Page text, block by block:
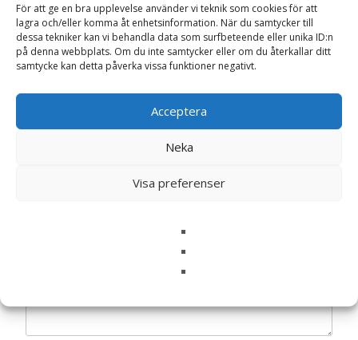
För att ge en bra upplevelse använder vi teknik som cookies för att
lagra och/eller komma åt enhetsinformation. När du samtycker till
dessa tekniker kan vi behandla data som surfbeteende eller unika ID:n
på denna webbplats. Om du inte samtycker eller om du återkallar ditt
samtycke kan detta påverka vissa funktioner negativt.
Acceptera
Neka
Visa preferenser
Recensioner
Det finns inga recensioner än.
Bli först med att recensera ”Beanie Boos
Flint rosa drake – TY Gosedjur”
Din e-postadress kommer inte publiceras.